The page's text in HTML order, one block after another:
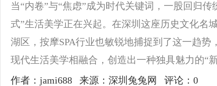
当“内卷”与“焦虑”成为时代关键词，一股回归
式”生活美学正在兴起。在深圳这座历史文化名
湖区，按摩SPA行业也敏锐地捕捉到了这一趋势
现代生活美学相融合，创造出一种独具魅力的“
作者：jami688
来源：深圳兔兔网 评论：0